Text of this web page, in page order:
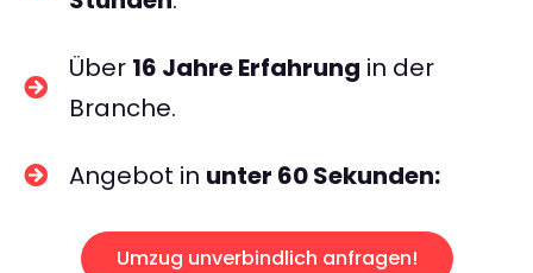
Über 16 Jahre Erfahrung in der
Branche.
Angebot in unter 60 Sekunden:
Umzug unverbindlich anfragen!